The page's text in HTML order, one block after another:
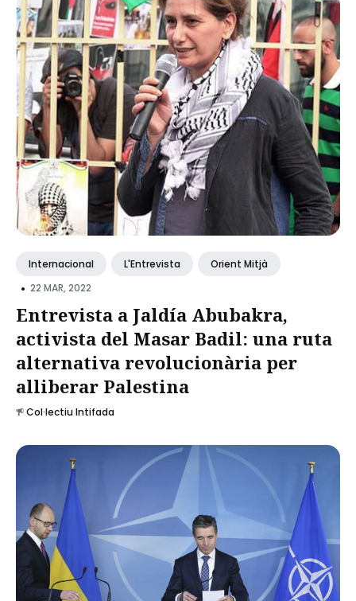
Internacional L'Entrevista Orient Mitjà
• 22 MAR, 2022
Entrevista a Jaldía Abubakra,
activista del Masar Badil: una ruta
alternativa revolucionària per
alliberar Palestina
Col·lectiu Intifada